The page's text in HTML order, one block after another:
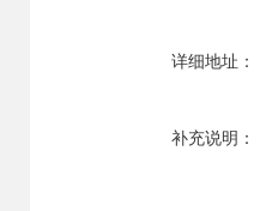
详细地址：
补充说明：